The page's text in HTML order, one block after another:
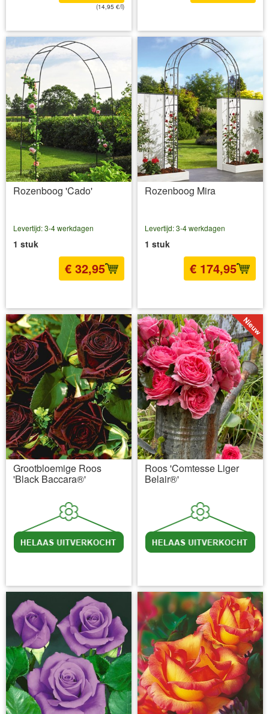
(14,95 €/l)
Rozenboog 'Cado'
Levertijd: 3-4 werkdagen
1 stuk
€ 32,95
Rozenboog Mira
Levertijd: 3-4 werkdagen
1 stuk
€ 174,95
Grootbloemige Roos
'Black Baccara®'
Roos 'Comtesse Liger
Belair®'